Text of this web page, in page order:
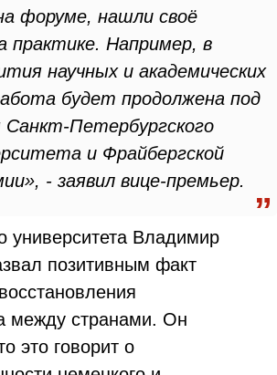
форуме, нашли своё
практике. Например, в
научных и академических
будет продолжена под
Санкт-Петербургского
и Фрайбергской
- заявил вице-премьер.
университета Владимир
позитивным факт
между странами. Он
это говорит о